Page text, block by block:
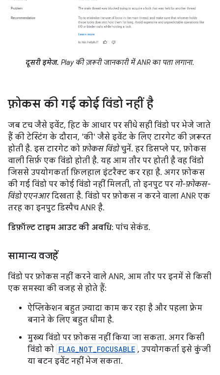
दूसरी इमेज. Play की ज़रूरी जानकारी में ANR का पता लगाना.
फ़ोकस की गई कोई विंडो नहीं है
जब टच जैसे इवेंट, हिट के आधार पर सीधे सही विंडो पर भेजे जाते
हैं की टेस्टिंग के दौरान, 'की' जैसे इवेंट के लिए टारगेट की ज़रूरत
होती है. इस टारगेट को फ़ोकस विंडोचुनें. हर डिसप्ले पर, फ़ोकस
वाली सिर्फ़ एक विंडो होती है. यह आम तौर पर होती है वह विंडो
जिससे उपयोगकर्ता फ़िलहाल इंटरैक्ट कर रहा है. अगर फ़ोकस
की गई विंडो पर कोई विंडो नहीं मिलती, तो इनपुट पर नो-फ़ोकस-
विंडो एएनआरदिखता है. विंडो पर फ़ोकस न करने वाला ANR एक
तरह का इनपुट डिस्पैच ANR है.
डिफ़ॉल्ट टाइम आउट की अवधि: पांच सेकंड.
सामान्य वजहें
विंडो पर फ़ोकस नहीं करने वाले ANR, आम तौर पर इनमें से किसी
एक समस्या की वजह से होते हैं:
ऐप्लिकेशन बहुत ज़्यादा काम कर रहा है और पहला फ़्रेम
बनाने के लिए बहुत धीमा है.
मुख्य विंडो पर फ़ोकस नहीं किया जा सकता. अगर किसी
विंडो को FLAG_NOT_FOCUSABLE , उपयोगकर्ता इसे कुंजी
या बटन इवेंट नहीं भेज सकता.